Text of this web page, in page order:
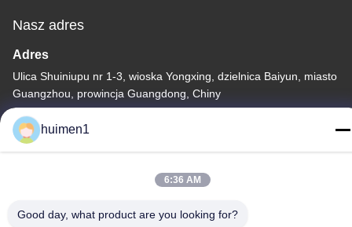
Nasz adres
Adres
Ulica Shuiniupu nr 1-3, wioska Yongxing, dzielnica Baiyun, miasto
Guangzhou, prowincja Guangdong, Chiny
Tel.
86-18929562701
huimen1
6:36 AM
Good day, what product are you looking for?